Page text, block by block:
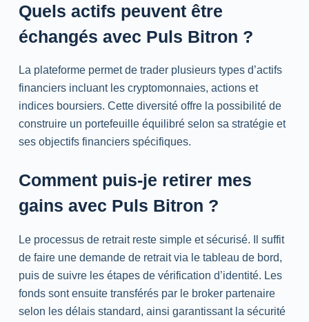
Quels actifs peuvent être
échangés avec Puls Bitron ?
La plateforme permet de trader plusieurs types d’actifs
financiers incluant les cryptomonnaies, actions et
indices boursiers. Cette diversité offre la possibilité de
construire un portefeuille équilibré selon sa stratégie et
ses objectifs financiers spécifiques.
Comment puis-je retirer mes
gains avec Puls Bitron ?
Le processus de retrait reste simple et sécurisé. Il suffit
de faire une demande de retrait via le tableau de bord,
puis de suivre les étapes de vérification d’identité. Les
fonds sont ensuite transférés par le broker partenaire
selon les délais standard, ainsi garantissant la sécurité